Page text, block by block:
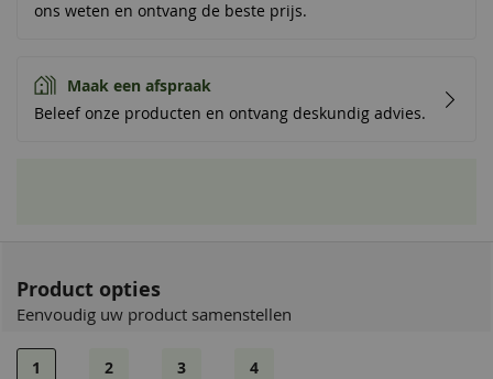
ons weten en ontvang de beste prijs.
Maak een afspraak
Beleef onze producten en ontvang deskundig advies.
Product opties
Eenvoudig uw product samenstellen
1 2 3 4